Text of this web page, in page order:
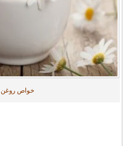
خواص روغن